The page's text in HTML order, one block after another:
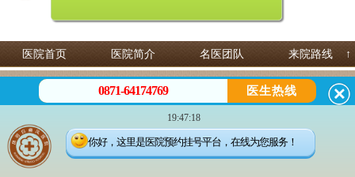
医院首页 医院简介 名医团队 来院路线 ↑
昆明白癜风皮肤病医院 专治白癜风
预约热线：0871-64174769微信咨询：13529142249
地址：昆明市五华区护国路2号
滇公安备案号：53010202000563
Copyright©2021 昆明白癜风皮肤病医院. All Rights Reserved
0871-64174769 医生热线
19:47:18
你好，这里是医院预约挂号平台，在线为您服务！